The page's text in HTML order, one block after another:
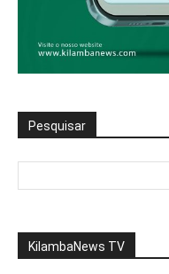
Pesquisar
KilambaNews TV